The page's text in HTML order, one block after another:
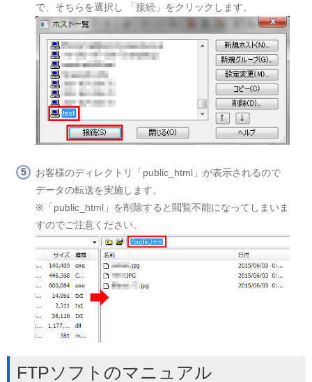
で、そちらを選択し 「接続」をクリックします。
お客様のディレクトリ「public_html」が表示されるので
データの転送を実施します。
※「public_html」を削除すると閲覧不能になってしまいま
すのでご注意ください。
FTPソフトのマニュアル